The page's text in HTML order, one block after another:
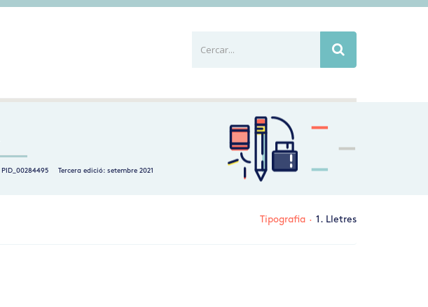
PID_00284495 Tercera edició: setembre 2021
Tipografia · 1. Lletres